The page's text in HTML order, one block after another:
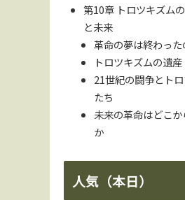
第10章 トロツキズム
と未来
革命の夢は終わった
トロツキズムの遺産
21世紀の闘争とト
たち
未来の革命はどこ
か
人気（本日）